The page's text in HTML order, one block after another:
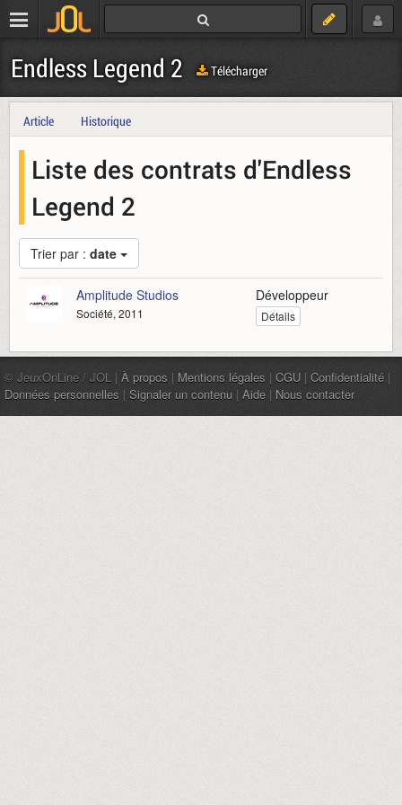
Endless Legend 2 Télécharger
Article Historique
Liste des contrats d'Endless
Legend 2
Trier par : date
Amplitude Studios
Société, 2011
Développeur
Détails
© JeuxOnLine / JOL | À propos | Mentions légales | CGU | Confidentialité |
Données personnelles | Signaler un contenu | Aide | Nous contacter